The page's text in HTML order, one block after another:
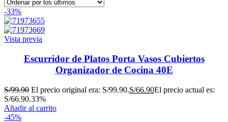
-33%
Vista previa
Escurridor de Platos Porta Vasos Cubiertos
Organizador de Cocina 40E
S/99.90 El precio original era: S/99.90.S/66.90El precio actual es:
S/66.90.33%
Añadir al carrito
-45%